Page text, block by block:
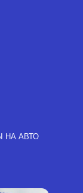
НА АВТО